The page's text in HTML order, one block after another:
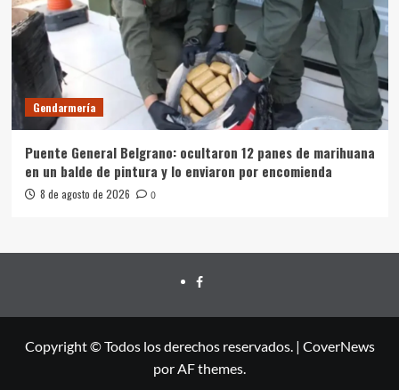
Gendarmería
Puente General Belgrano: ocultaron 12 panes de marihuana
en un balde de pintura y lo enviaron por encomienda
8 de agosto de 2026 0
FACEBOOK
Copyright © Todos los derechos reservados. | CoverNews
por AF themes.